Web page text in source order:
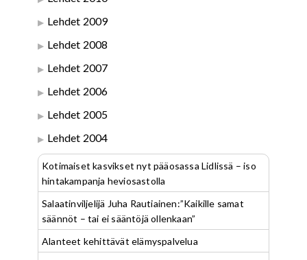
Lehdet 2009
Lehdet 2008
Lehdet 2007
Lehdet 2006
Lehdet 2005
Lehdet 2004
Kotimaiset kasvikset nyt pääosassa Lidlissä – iso
hintakampanja heviosastolla
Salaatinviljelijä Juha Rautiainen:”Kaikille samat
säännöt – tai ei sääntöjä ollenkaan”
Alanteet kehittävät elämyspalvelua